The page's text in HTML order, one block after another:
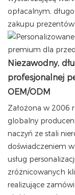
opłacalnym,
zakupu
Niezawodny,
profesjonalnej
OEM/ODM
Założona w 2006
globalny
naczyń ze stali
doświadczeniem
usług
zróżnicowanych
realizujące